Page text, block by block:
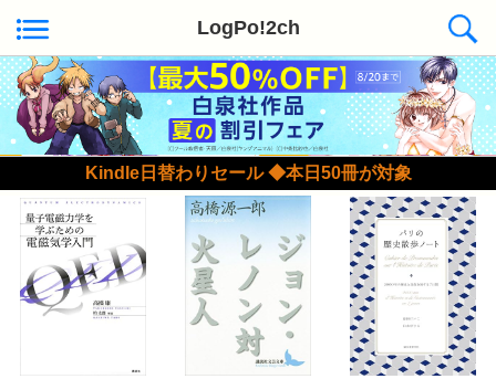
LogPo!2ch
Kindle日替わりセール ◆本日50冊が対象